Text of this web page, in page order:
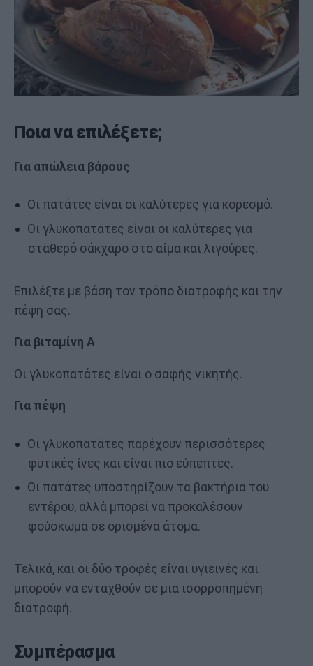
Ποια να επιλέξετε;
Για απώλεια βάρους
Οι πατάτες είναι οι καλύτερες για κορεσμό.
Οι γλυκοπατάτες είναι οι καλύτερες για
σταθερό σάκχαρο στο αίμα και λιγούρες.
Επιλέξτε με βάση τον τρόπο διατροφής και την
πέψη σας.
Για βιταμίνη Α
Οι γλυκοπατάτες είναι ο σαφής νικητής.
Για πέψη
Οι γλυκοπατάτες παρέχουν περισσότερες
φυτικές ίνες και είναι πιο εύπεπτες.
Οι πατάτες υποστηρίζουν τα βακτήρια του
εντέρου, αλλά μπορεί να προκαλέσουν
φούσκωμα σε ορισμένα άτομα.
Τελικά, και οι δύο τροφές είναι υγιεινές και
μπορούν να ενταχθούν σε μια ισορροπημένη
διατροφή.
Συμπέρασμα